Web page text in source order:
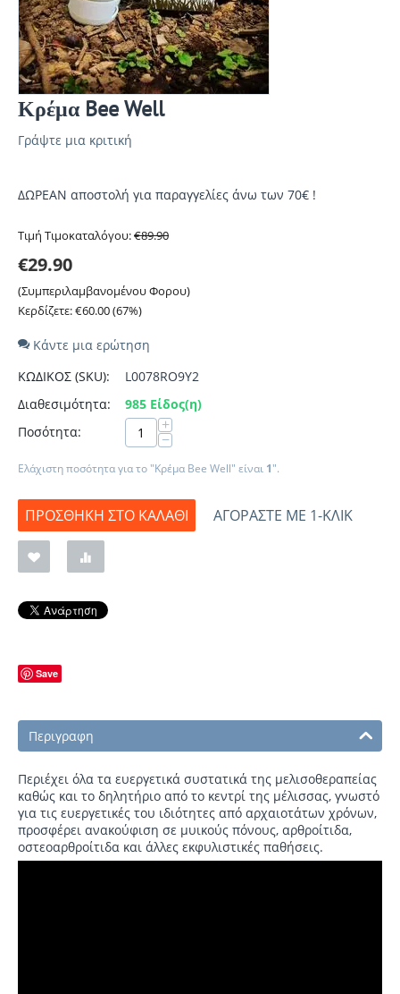
Κρέμα Bee Well
Γράψτε μια κριτική
ΔΩΡΕΑΝ αποστολή για παραγγελίες άνω των 70€ !
Τιμή Τιμοκαταλόγου:€89.90
€29.90
(Συμπεριλαμβανομένου Φορου)
Κερδίζετε:€60.00(67%)
Κάντε μια ερώτηση
ΚΩΔΙΚΟΣ (SKU):
L0078RO9Y2
Διαθεσιμότητα:
985 Είδος(η)
Ποσότητα:
+
−
Ελάχιστη ποσότητα για το "Κρέμα Bee Well" είναι 1".
ΠΡΟΣΘΉΚΗ ΣΤΟ ΚΑΛΆΘΙ ΑΓΟΡΆΣΤΕ ΜΕ 1-ΚΛΙΚ
Save
Περιγραφη
Περιέχει όλα τα ευεργετικά συστατικά της μελισοθεραπείας
καθώς και το δηλητήριο από το κεντρί της μέλισσας, γνωστό
για τις ευεργετικές του ιδιότητες από αρχαιοτάτων χρόνων,
προσφέρει ανακούφιση σε μυικούς πόνους, αρθροίτιδα,
οστεοαρθροίτιδα και άλλες εκφυλιστικές παθήσεις.